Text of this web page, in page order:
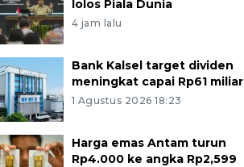
lolos Piala Dunia
4 jam lalu
Bank Kalsel target dividen
meningkat capai Rp61 miliar
1 Agustus 2026 18:23
Harga emas Antam turun
Rp4.000 ke angka Rp2,599